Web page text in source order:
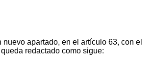
nuevo apartado, en el artículo 63, con el
redactado como sigue: